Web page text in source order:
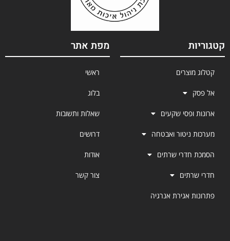
קטגוריות
קטלוג מוצרים
אל פסק
ארונות ופסי שקעים
מערכות ניטור ואבטחה
הסמכת חדרי שרתים
חדרי שרתים
פתרונות אגירת אנרגיה
מפת אתר
ראשי
בלוג
שאלות ותשובות
דרושים
אודות
צור קשר